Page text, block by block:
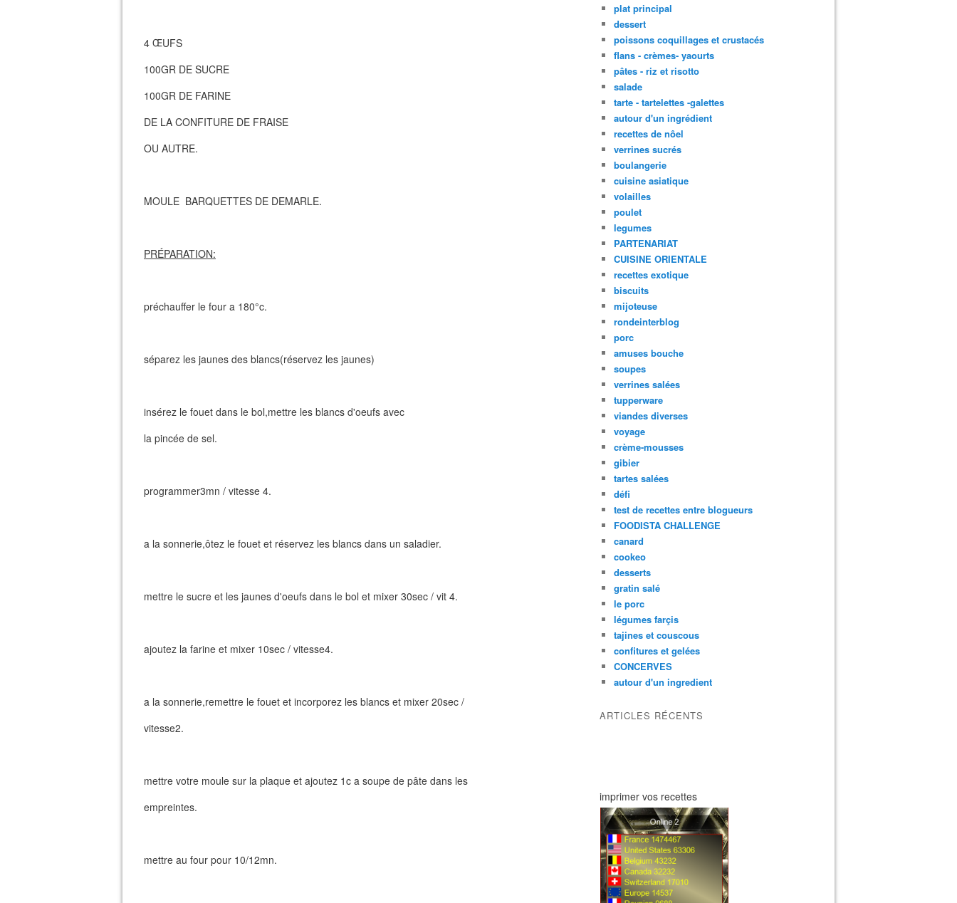
4 ŒUFS
100GR DE SUCRE
100GR DE FARINE
DE LA CONFITURE DE FRAISE
OU AUTRE.
MOULE BARQUETTES DE DEMARLE.
PRÉPARATION:
préchauffer le four a 180°c.
séparez les jaunes des blancs(réservez les jaunes)
insérez le fouet dans le bol,mettre les blancs d'oeufs avec
la pincée de sel.
programmer3mn / vitesse 4.
a la sonnerie,ôtez le fouet et réservez les blancs dans un saladier.
mettre le sucre et les jaunes d'oeufs dans le bol et mixer 30sec / vit 4.
ajoutez la farine et mixer 10sec / vitesse4.
a la sonnerie,remettre le fouet et incorporez les blancs et mixer 20sec /
vitesse2.
mettre votre moule sur la plaque et ajoutez 1c a soupe de pâte dans les
empreintes.
mettre au four pour 10/12mn.
plat principal
dessert
poissons coquillages et crustacés
flans - crèmes- yaourts
pâtes - riz et risotto
salade
tarte - tartelettes -galettes
autour d'un ingrédient
recettes de nôel
verrines sucrés
boulangerie
cuisine asiatique
volailles
poulet
legumes
PARTENARIAT
CUISINE ORIENTALE
recettes exotique
biscuits
mijoteuse
rondeinterblog
porc
amuses bouche
soupes
verrines salées
tupperware
viandes diverses
voyage
crème-mousses
gibier
tartes salées
défi
test de recettes entre blogueurs
FOODISTA CHALLENGE
canard
cookeo
desserts
gratin salé
le porc
légumes farçis
tajines et couscous
confitures et gelées
CONCERVES
autour d'un ingredient
ARTICLES RÉCENTS
imprimer vos recettes